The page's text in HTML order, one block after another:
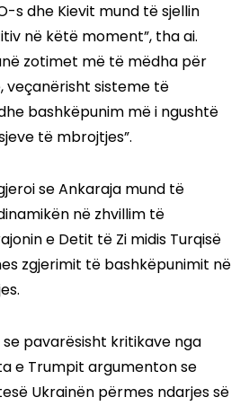
s dhe Kievit mund të sjellin
në këtë moment”, tha ai.
zotimet më të mëdha për
veçanërisht sisteme të
bashkëpunim më i ngushtë
të mbrojtjes”.
se Ankaraja mund të
në zhvillim të
e Detit të Zi midis Turqisë
zgjerimit të bashkëpunimit në
pavarësisht kritikave nga
e Trumpit argumenton se
Ukrainën përmes ndarjes së